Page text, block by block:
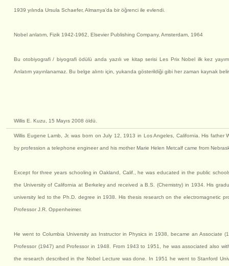
1939 yılında Ursula Schaefer, Almanya'da bir öğrenci ile evlendi.
Nobel anlatım, Fizik 1942-1962, Elsevier Publishing Company, Amsterdam, 1964
Bu otobiyografi / biyografi ödülü anda yazılı ve kitap serisi Les Prix Nobel ilk kez
Anlatım yayınlanamaz. Bu belge alıntı için, yukarıda gösterildiği gibi her zaman kaynak
Willis E. Kuzu, 15 Mayıs 2008 öldü.
Willis Eugene Lamb, Jr. was born on July 12, 1913 in Los Angeles, California. His father
by profession a telephone engineer and his mother Marie Helen Metcalf came from
Except for three years schooling in Oakland, Calif., he was educated in the public
the University of California at Berkeley and received a B.S. (Chemistry) in 1934. His
university led to the Ph.D. degree in 1938. His thesis research on the electromagnetic
Professor J.R. Oppenheimer.
He went to Columbia University as Instructor in Physics in 1938, became an Associate
Professor (1947) and Professor in 1948. From 1943 to 1951, he was associated also
the research described in the Nobel Lecture was done. In 1951 he went to Stanford